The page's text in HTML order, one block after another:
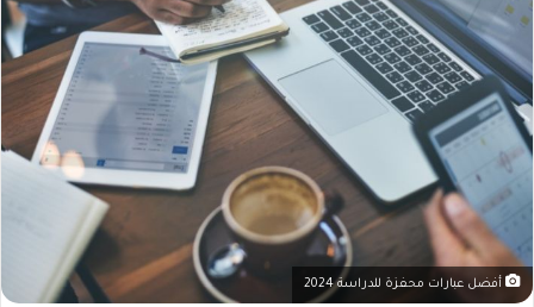
أفضل عبارات محفزة للدراسة 2024